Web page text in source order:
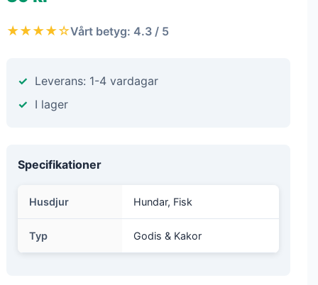
★★★★☆Vårt betyg: 4.3 / 5
Leverans: 1-4 vardagar
I lager
Specifikationer
Husdjur Hundar, Fisk
Typ Godis & Kakor